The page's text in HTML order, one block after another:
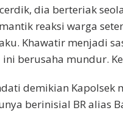
dia berteriak
reaksi warga
Khawatir menjadi
berusaha mundur.
demikian Kapolsek
berinisial BR alias